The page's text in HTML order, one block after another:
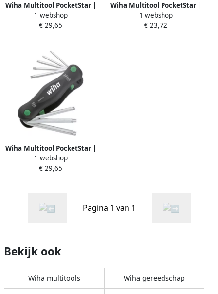
Wiha Multitool PocketStar |
Zeskantkogelkop |
MagicRing | 7-delig | SB-
1 webshop
€ 29,65
Wiha Multitool PocketStar |
TORX | 8-delig 23047
1 webshop
€ 23,72
Wiha Multitool PocketStar |
TORX | Tamper Resistant
(met boring) | 8-delig | SB-
1 webshop
€ 29,65
Pagina 1 van 1
Bekijk ook
Wiha multitools Wiha gereedschap